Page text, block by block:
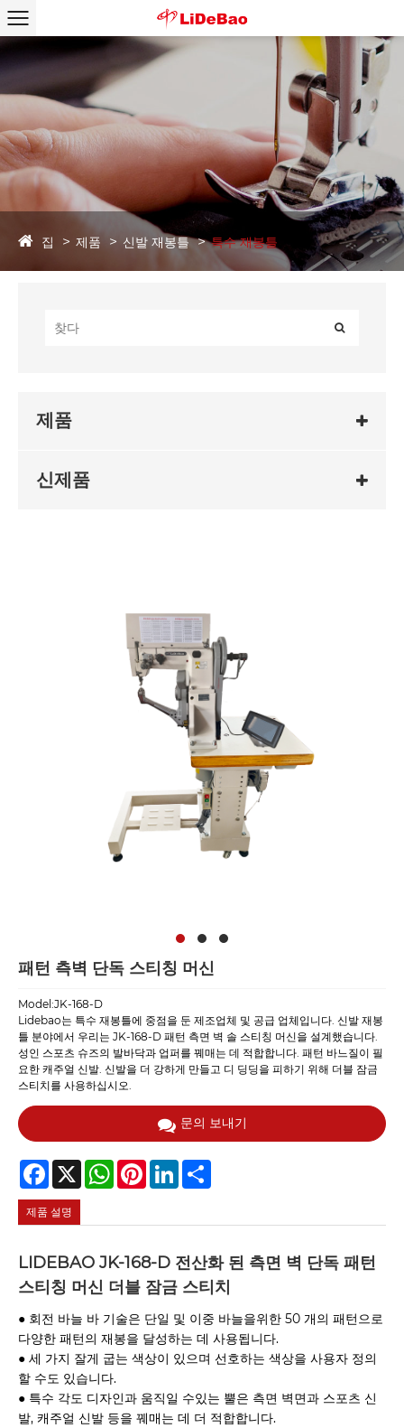
집 제품 신발 재봉틀 특수 재봉틀
제품
신제품
패턴 측벽 단독 스티칭 머신
Model:JK-168-D
Lidebao는 특수 재봉틀에 중점을 둔 제조업체 및 공급 업체입니다. 신발 재봉
틀 분야에서 우리는 JK-168-D 패턴 측면 벽 솔 스티칭 머신을 설계했습니다.
성인 스포츠 슈즈의 발바닥과 업퍼를 꿰매는 데 적합합니다. 패턴 바느질이 필
요한 캐주얼 신발. 신발을 더 강하게 만들고 디 딩딩을 피하기 위해 더블 잠금
스티치를 사용하십시오.
문의 보내기
Facebook
X WhatsAppPinterestLinkedIn
제품 설명
LIDEBAO JK-168-D 전산화 된 측면 벽 단독 패턴
스티칭 머신 더블 잠금 스티치
● 회전 바늘 바 기술은 단일 및 이중 바늘을위한 50 개의 패턴으로
다양한 패턴의 재봉을 달성하는 데 사용됩니다.
● 세 가지 잘게 굽는 색상이 있으며 선호하는 색상을 사용자 정의
할 수도 있습니다.
● 특수 각도 디자인과 움직일 수있는 뿔은 측면 벽면과 스포츠 신
발, 캐주얼 신발 등을 꿰매는 데 더 적합합니다.